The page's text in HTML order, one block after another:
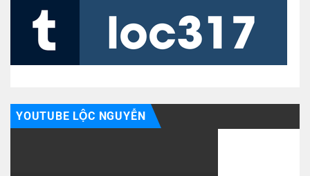
YOUTUBE LỘC NGUYỄN